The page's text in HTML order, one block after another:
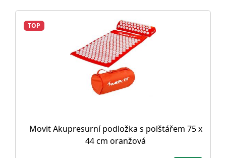
TOP
Movit Akupresurní podložka s polštářem 75 x
44 cm oranžová